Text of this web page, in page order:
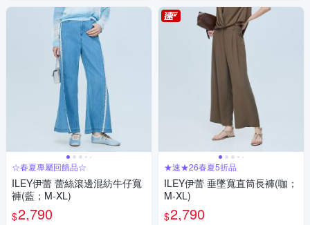
☆春夏專屬回饋品☆
ILEY伊蕾 蕾絲滾邊混紡牛仔寬
褲(藍；M-XL)
$2,790
★速★26春夏5折品
ILEY伊蕾 垂墜寬直筒長褲(咖；
M-XL)
$2,790